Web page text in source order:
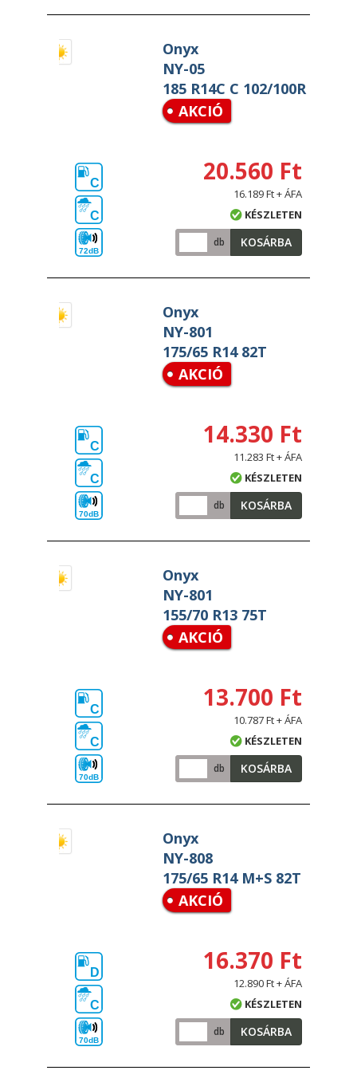
Onyx
NY-05
185 R14C C 102/100R
AKCIÓ
C
C
72dB
20.560 Ft
16.189 Ft + ÁFA
KÉSZLETEN
db KOSÁRBA
Onyx
NY-801
175/65 R14 82T
AKCIÓ
C
C
70dB
14.330 Ft
11.283 Ft + ÁFA
KÉSZLETEN
db KOSÁRBA
Onyx
NY-801
155/70 R13 75T
AKCIÓ
C
C
70dB
13.700 Ft
10.787 Ft + ÁFA
KÉSZLETEN
db KOSÁRBA
Onyx
NY-808
175/65 R14 M+S 82T
AKCIÓ
D
C
70dB
16.370 Ft
12.890 Ft + ÁFA
KÉSZLETEN
db KOSÁRBA